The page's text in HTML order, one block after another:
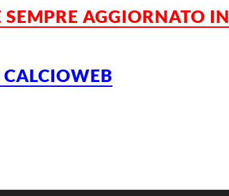
SEMPRE AGGIORNATO IN
CALCIOWEB